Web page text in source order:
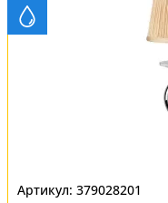
379028201